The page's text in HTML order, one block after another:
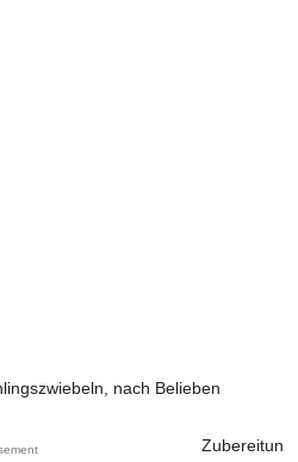
nach Belieben
Zubereitun